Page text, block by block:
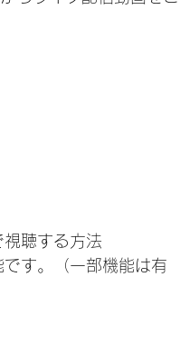
聴する方法
す。（一部機能は有